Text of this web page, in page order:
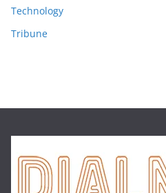
Technology
Tribune